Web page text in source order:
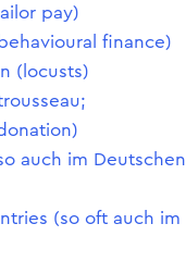
pay)
finance)
(locusts)
auch im Deutschen
(so oft auch im